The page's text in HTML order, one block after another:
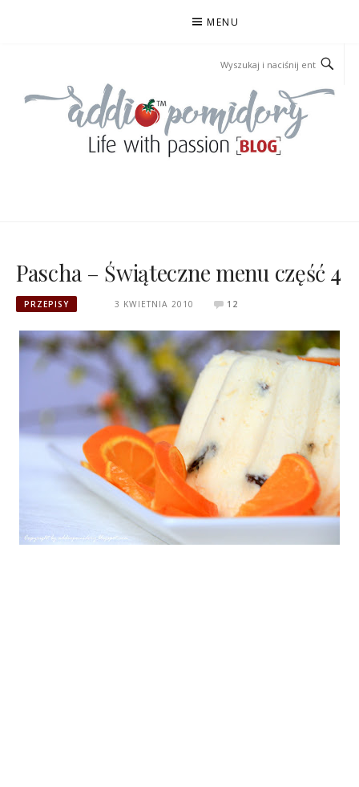
MENU
Pascha – Świąteczne menu część 4
PRZEPISY 3 KWIETNIA 2010 12